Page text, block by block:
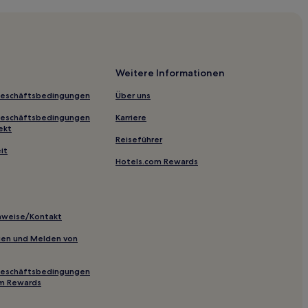
Erzgeb.
Ost
Kontakt
und Melden von
Rewards
Weitere Informationen
Über uns
Karriere
Reiseführer
Hotels.com Rewards